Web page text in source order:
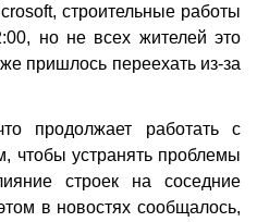
строительные работы
но не всех жителей это
пришлось переехать из-за
продолжает работать с
чтобы устранять проблемы
строек на соседние
в новостях сообщалось,